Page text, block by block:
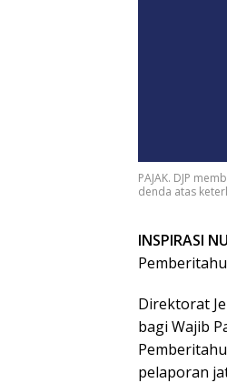
PAJAK. DJP
denda atas
INSPIRASI
Direktorat
bagi Wajib
pelaporan